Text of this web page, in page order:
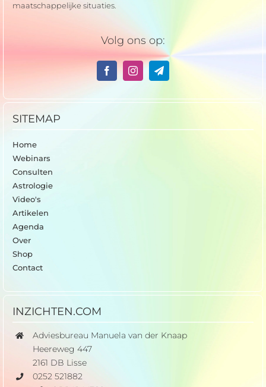
maatschappelijke situaties.
Volg ons op:
SITEMAP
Home
Webinars
Consulten
Astrologie
Video's
Artikelen
Agenda
Over
Shop
Contact
INZICHTEN.COM
Adviesbureau Manuela van der Knaap
Heereweg 447
2161 DB Lisse
0252 521882